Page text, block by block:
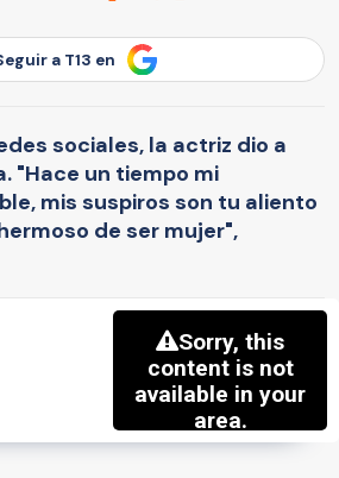
a T13 en
sociales, la actriz dio a
"Hace un tiempo mi
mis suspiros son tu aliento
de ser mujer",